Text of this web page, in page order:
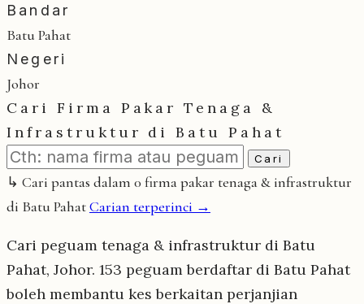
Bandar
Batu Pahat
Negeri
Johor
Cari Firma Pakar Tenaga &
Infrastruktur di Batu Pahat
Cari
↳ Cari pantas dalam 0 firma pakar tenaga & infrastruktur
di Batu PahatCarian terperinci →
Cari peguam tenaga & infrastruktur di Batu
Pahat, Johor. 153 peguam berdaftar di Batu Pahat
boleh membantu kes berkaitan perjanjian